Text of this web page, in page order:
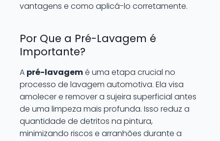
vantagens e como aplicá-lo corretamente.
Por Que a Pré-Lavagem é
Importante?
A pré-lavagemé uma etapa crucial no
processo de lavagem automotiva. Ela visa
amolecer e remover a sujeira superficial antes
de uma limpeza mais profunda. Isso reduz a
quantidade de detritos na pintura,
minimizando riscos e arranhões durante a